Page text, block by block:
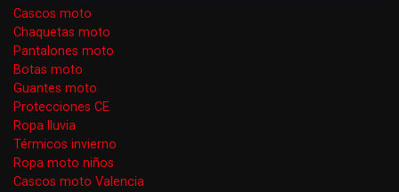
Cascos moto
Chaquetas moto
Pantalones moto
Botas moto
Guantes moto
Protecciones CE
Ropa lluvia
Térmicos invierno
Ropa moto niños
Cascos moto Valencia